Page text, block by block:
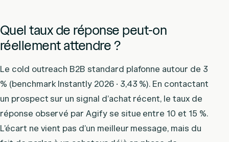
Quel taux de réponse peut-on
réellement attendre ?
Le cold outreach B2B standard plafonne autour de 3
% (benchmark Instantly 2026 · 3,43 %). En contactant
un prospect sur un signal d’achat récent, le taux de
réponse observé par Agify se situe entre 10 et 15 %.
L’écart ne vient pas d’un meilleur message, mais du